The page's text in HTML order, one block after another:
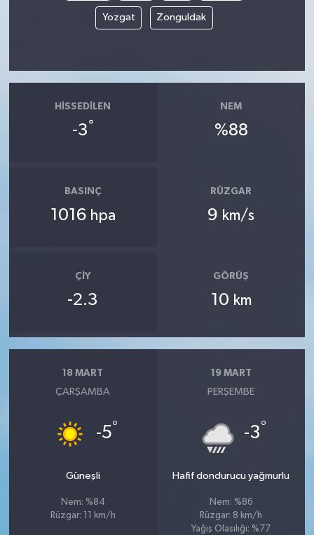
Yozgat Zonguldak
HISSEDILEN
-3°
NEM
%88
BASINÇ
1016 hpa
RÜZGAR
9 km/s
ÇIY
-2.3
GÖRÜŞ
10 km
18 MART
ÇARŞAMBA
-5°
Güneşli
Nem: %84
Rüzgar: 11 km/h
19 MART
PERŞEMBE
-3°
Hafif dondurucu yağmurlu
Nem: %86
Rüzgar: 8 km/h
Yağış Olasılığı: %77